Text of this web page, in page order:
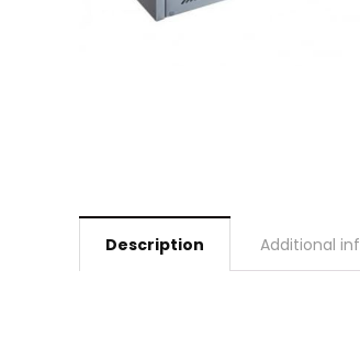
Description Additional